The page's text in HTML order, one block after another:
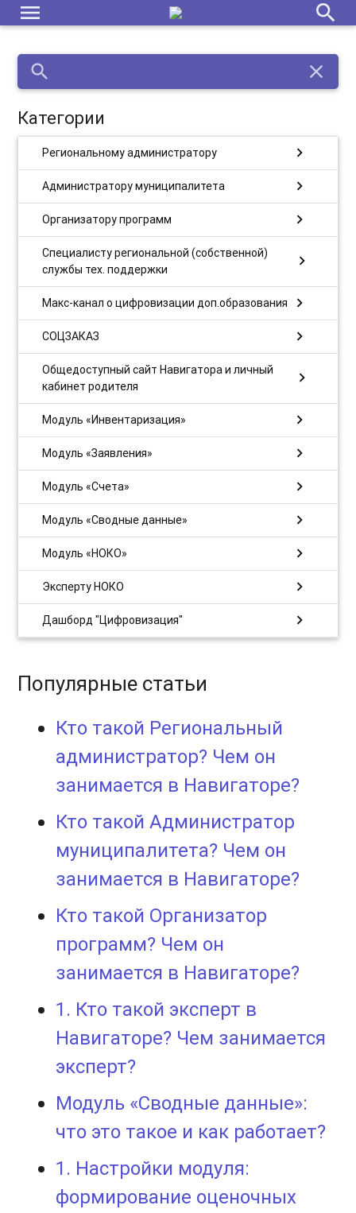
menu search
search close
Категории
Региональному администратору chevron_right
Администратору муниципалитета chevron_right
Организатору программ chevron_right
Специалисту региональной (собственной)
службы тех. поддержки
chevron_right
Макс-канал о цифровизации доп.образования chevron_right
СОЦЗАКАЗ chevron_right
Общедоступный сайт Навигатора и личный
кабинет родителя
chevron_right
Модуль «Инвентаризация» chevron_right
Модуль «Заявления» chevron_right
Модуль «Счета» chevron_right
Модуль «Сводные данные» chevron_right
Модуль «НОКО» chevron_right
Эксперту НОКО chevron_right
Дашборд "Цифровизация" chevron_right
Популярные статьи
Кто такой Региональный
администратор? Чем он
занимается в Навигаторе?
Кто такой Администратор
муниципалитета? Чем он
занимается в Навигаторе?
Кто такой Организатор
программ? Чем он
занимается в Навигаторе?
1. Кто такой эксперт в
Навигаторе? Чем занимается
эксперт?
Модуль «Сводные данные»:
что это такое и как работает?
1. Настройки модуля:
формирование оценочных